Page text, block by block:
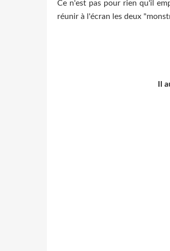
Ce n'est pas pour rien qu'il
réunir à l'écran les deux
Il